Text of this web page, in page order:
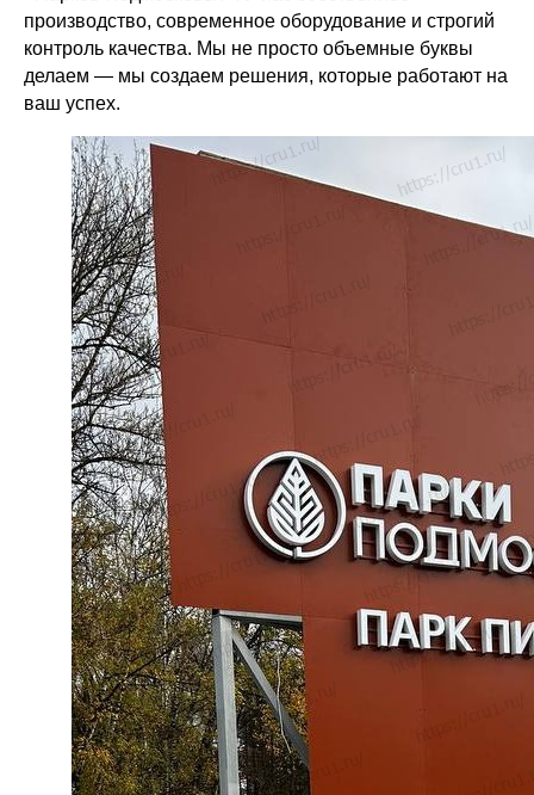
производство, современное оборудование и строгий
контроль качества. Мы не просто объемные буквы
делаем — мы создаем решения, которые работают на
ваш успех.